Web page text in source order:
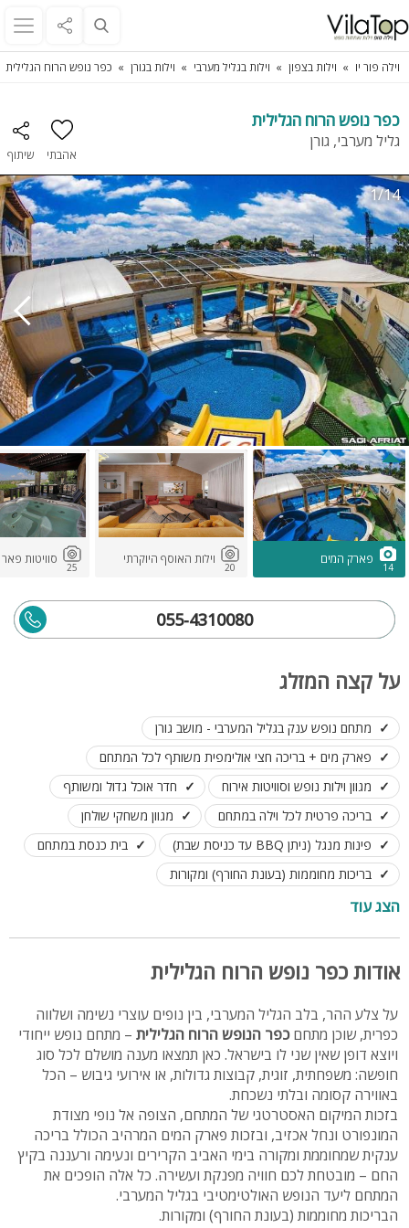
וילה פור יו וילות בצפון וילות בגליל מערבי וילות בגורן כפר נופש הרוח הגלילית
כפר נופש הרוח הגלילית
גליל מערבי, גורן
אהבתי שיתוף
1/14
14
פארק המים
20
וילות האוסף היוקרתי
25
סוויטות
055-4310080
על קצה המזלג
מתחם נופש ענק בגליל המערבי - מושב גורן
פארק מים + בריכה חצי אולימפית משותף לכל המתחם
מגוון וילות נופש וסוויטות אירוח
חדר אוכל גדול ומשותף
בריכה פרטית לכל וילה במתחם
מגוון משחקי שולחן
פינות מנגל (ניתן BBQ עד כניסת שבת)
בית כנסת במתחם
בריכות מחוממות (בעונת החורף) ומקורות
נוף מרהיב ועוצר נשימההצג עוד
אודות כפר נופש הרוח הגלילית
על צלע ההר, בלב הגליל המערבי, בין נופים עוצרי נשימה ושלווה
כפרית, שוכן מתחםכפר הנופש הרוח הגלילית – מתחם נופש ייחודי
ויוצא דופן שאין שני לו בישראל. כאן תמצאו מענה מושלם לכל סוג
חופשה: משפחתית, זוגית, קבוצות גדולות, או אירועי גיבוש – הכל
באווירה קסומה ובלתי נשכחת.
בזכות המיקום האסטרטגי של המתחם, הצופה אל נופי מצודת
המונפורט ונחל אכזיב, ובזכות פארק המים המרהיב הכולל בריכה
ענקית שמחוממת ומקורה בימי האביב הקרירים ונעימה ורעננה בקיץ
החם – מובטחת לכם חוויה מפנקת ועשירה. כל אלה הופכים את
המתחם ליעד הנופש האולטימטיבי בגליל המערבי.
הבריכות מחוממות (בעונת החורף) ומקורות.